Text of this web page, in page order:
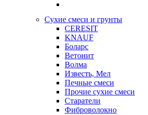
Сухие смеси и грунты
CERESIT
KNAUF
Боларс
Ветонит
Волма
Известь, Мел
Печные смеси
Прочие сухие смеси
Старатели
Фиброволокно